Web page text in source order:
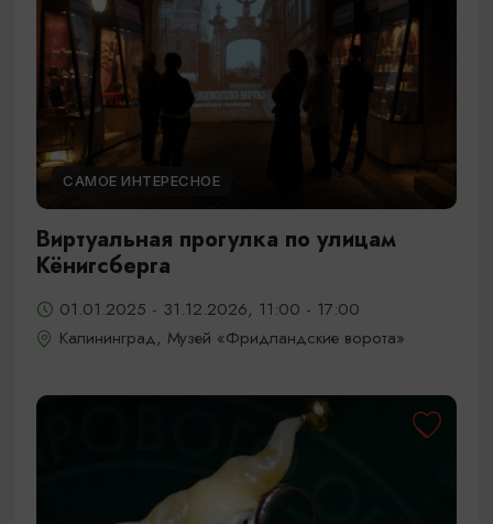
САМОЕ ИНТЕРЕСНОЕ
Виртуальная прогулка по улицам
Кёнигсберга
01.01.2025 - 31.12.2026, 11:00 - 17:00
Калининград, Музей «Фридландские ворота»